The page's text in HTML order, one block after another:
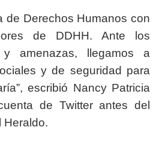
de Derechos Humanos con
de DDHH. Ante los
amenazas, llegamos a
y de seguridad para
escribió Nancy Patricia
de Twitter antes del
Heraldo.